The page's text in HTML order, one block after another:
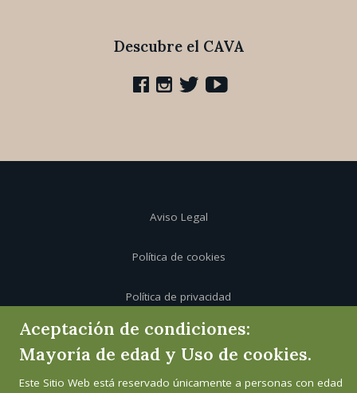
Descubre el CAVA
Aviso Legal
Política de cookies
Política de privacidad
Canal de informante
Aceptación de condiciones:
Mayoría de edad y Uso de cookies.
Este Sitio Web está reservado únicamente a personas con edad